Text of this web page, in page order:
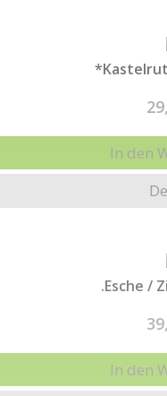
In den
.Esche /
In den